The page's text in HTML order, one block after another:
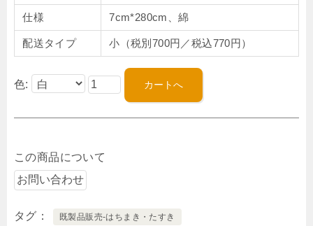
仕様 7cm*280cm、綿
配送タイプ 小（税別700円／税込770円）
色:
この商品について
タグ 既製品販売-はちまき・たすき